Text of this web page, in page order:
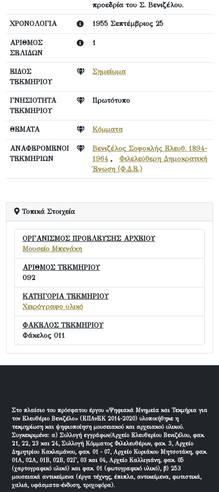
προεδρία του Σ. Βενιζέλου.
ΧΡΟΝΟΛΟΓΙΑ 1955 Σεπτέμβριος 25
ΑΡΙΘΜΟΣ
ΣΕΛΙΔΩΝ
1
ΕΙΔΟΣ
ΤΕΚΜΗΡΙΟΥ
Σημείωμα
ΓΝΗΣΙΟΤΗΤΑ
ΤΕΚΜΗΡΙΟΥ
Πρωτότυπο
ΘΕΜΑΤΑ Κόμματα
ΑΝΑΦΕΡΟΜΕΝΟΙ
ΤΕΚΜΗΡΙΩΝ
Βενιζέλος Σοφοκλής Ελευθ. 1894-
1964 , Φιλελεύθερη Δημοκρατική
Ένωση (Φ.Δ.Ε.)
Τοπικά Στοιχεία
ΟΡΓΑΝΙΣΜΟΣ ΠΡΟΕΛΕΥΣΗΣ ΑΡΧΕΙΟΥ
Μουσείο Μπενάκη
ΑΡΙΘΜΟΣ ΤΕΚΜΗΡΙΟΥ
092
ΚΑΤΗΓΟΡΙΑ ΤΕΚΜΗΡΙΟΥ
Χειρόγραφο υλικό
ΦΑΚΕΛΟΣ ΤΕΚΜΗΡΙΟΥ
Φάκελος 011
Στο πλαίσιο του πρόσφατου έργου «Ψηφιακά Μνημεία και Τεκμήρια για
τον Ελευθέριο Βενιζέλο» (ΕΠΑνΕΚ 2014-2020) υλοποιήθηκε η
τεκμηρίωση και ψηφιοποίηση μουσειακού και αρχειακού υλικού.
Συγκεκριμένα: α) Συλλογή εγγράφων/Αρχείο Ελευθερίου Βενιζέλου, φακ.
21, 22, 23 και 24, Συλλογή Κόμματος Φιλελευθέρων, φακ. 3, Αρχείο
Δημητρίου Κακλαμάνου, φακ. 01 - 07, Αρχείο Κυριάκου Μητσοτάκη, φακ.
01Α, 02Α, 01Β, 02Β, 02Γ, 03 και 04, Αρχείο Καλλιγιάνη, φακ. 05
(χαρτογραφικό υλικό) και φακ. 01 (φωτογραφικό υλικό), β) 253
μουσειακά αντικείμενα (έργα τέχνης, έπιπλα, αντικείμενα, φωτιστικά,
χαλιά, υφάσματα-ένδυση, τροχοφόρα).